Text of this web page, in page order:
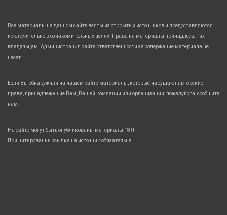
Все материалы на данном сайте взяты из открытых источников и предоставляются
исключительно в ознакомительных целях. Права на материалы принадлежат их
владельцам. Администрация сайта ответственности за содержание материала не
несет.
Если Вы обнаружили на нашем сайте материалы, которые нарушают авторские
права, принадлежащие Вам, Вашей компании или организации, пожалуйста, сообщите
нам.
На сайте могут быть опубликованы материалы 18+!
При цитировании ссылка на источник обязательна.